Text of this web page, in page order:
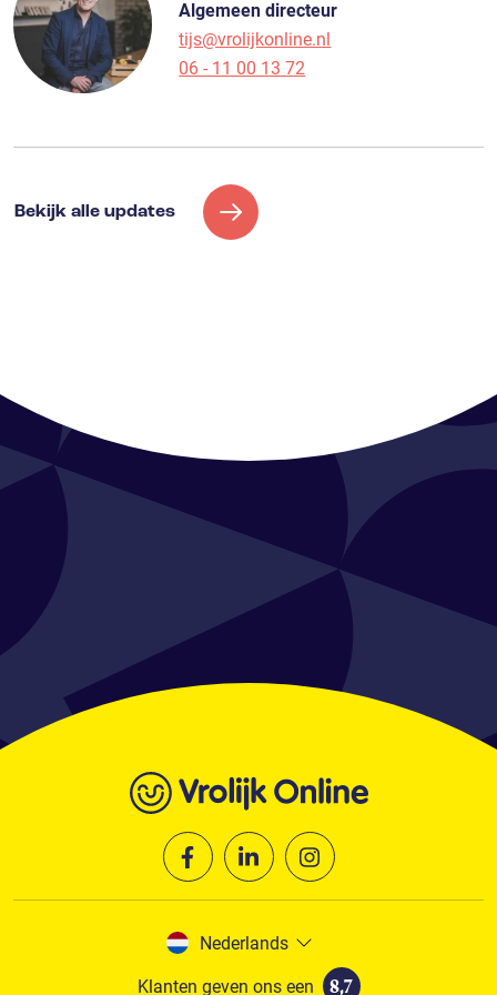
Algemeen directeur
tijs@vrolijkonline.nl
06 - 11 00 13 72
Bekijk alle updates
Nederlands
Klanten geven ons een
8,7